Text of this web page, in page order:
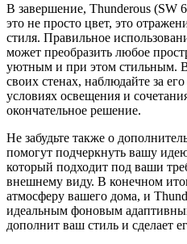
В завершение, Thunderous (SW
это не просто цвет, это
стиля. Правильное
может преобразить любое
уютным и при этом стильным.
своих стенах, наблюдайте за
условиях освещения и
окончательное решение.
Не забудьте также о
помогут подчеркнуть вашу
который подходит под ваши
внешнему виду. В конечном
атмосферу вашего дома, и
идеальным фоновым
дополнит ваш стиль и сделает